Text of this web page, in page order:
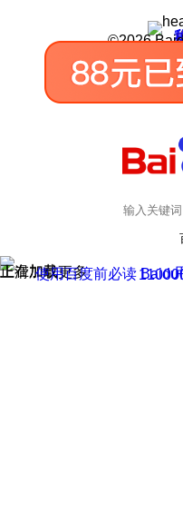
©2026
正在加载
上滑加载更多
使用百度前必读京公网安